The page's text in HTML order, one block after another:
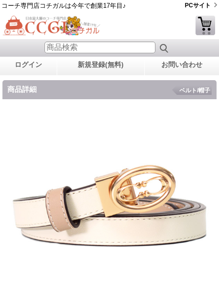
コーチ専門店コチガルは今年で創業17年目♪ PCサイト
ログイン 新規登録(無料) お問い合わせ
商品詳細 ベルト/帽子